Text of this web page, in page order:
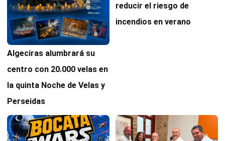
Algeciras alumbrará su
centro con 20.000 velas en
la quinta Noche de Velas y
Perseidas
reducir el riesgo de
incendios en verano